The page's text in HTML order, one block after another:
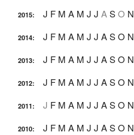
2015: J F M A M J J ASO N
2014: J F M A M J J ASO N
2013: J F M A M J J ASO N
2012: J F M A M J J ASO N
2011: J F M A M J J ASO N
2010: J F M A M J J ASO N